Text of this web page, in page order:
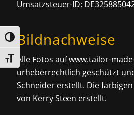
Umschalten auf hohe Kontraste
Schrift vergrößern
Umsatzsteuer-ID:
Bildnachweise
Alle Fotos auf www.tailor-
urheberrechtlich geschützt
Schneider erstellt. Die
von Kerry Steen erstellt.